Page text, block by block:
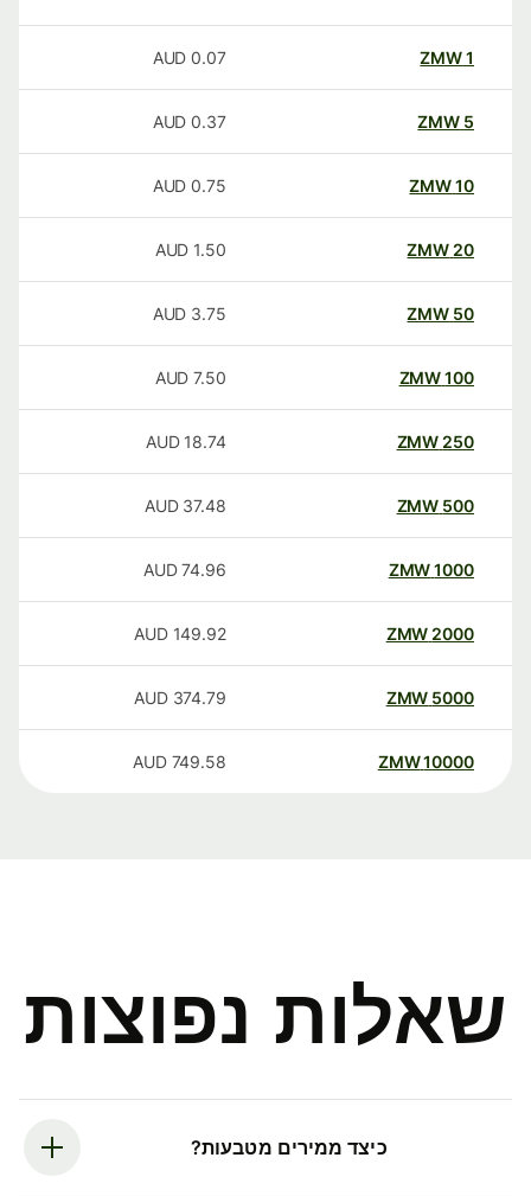
ZMW
0.07
AUD
ZMW
0.37
AUD
ZMW
0.75
AUD
20
ZMW
1.50
AUD
50
ZMW
3.75
AUD
100
ZMW
7.50
AUD
250
ZMW
18.74
AUD
500
ZMW
37.48
AUD
1000
ZMW
74.96
AUD
2000
ZMW
149.92
AUD
5000
ZMW
374.79
AUD
10000
ZMW
749.58
AUD
שאלות נפוצות
כיצד ממירים מטבעות?